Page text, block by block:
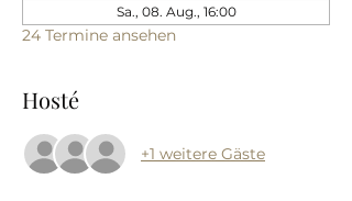
Sa., 08. Aug., 16:00
24 Termine ansehen
Hosté
+1 weitere Gäste